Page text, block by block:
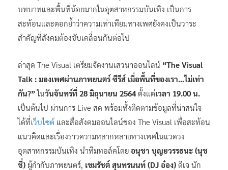
บทบาทและพื้นที่น้อยมากในอุตสาหกรรมบันเทิง เป็นการ
สะท้อนและตอกย้ำว่าความเท่าเทียมทางเพศยังคงเป็นวาระ
สำคัญที่สังคมต้องขับเคลื่อนกันต่อไป
ล่าสุด The Visual เตรียมจัดงานเสวนาออนไลน์ “The Visual
Talk : มองเพศผ่านภาพยนตร์ ซีรีส์ เมื่อพื้นที่ของเรา…ไม่เท่า
กัน?”ในวันจันทร์ที่ 28 มิถุนายน 2564ตั้งแต่เวลา 19.00 น.
เป็นต้นไป ผ่านการ Live สด พร้อมทั้งติดตามข้อมูลที่น่าสนใจ
ได้ที่เว็บไซต์ และสื่อสังคมออนไลน์ของ The Visual เพื่อสะท้อน
แนวคิดและเรื่องราวความหลากหลายทางเพศในแวดวง
อุตสาหกรรมบันเทิง นำทีมทอล์คโดย อนุชา บุญยวรรธนะ (นุช
ชี่) ผู้กำกับภาพยนตร์, เขมรัชต์ สุนทรนนท์ (DJ อ๋อง) ดีเจ นัก